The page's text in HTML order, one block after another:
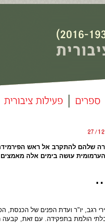
שלהם להתקרב אל ראש
עושה בימים אלה מאמצים
רגב, יו"ר ועדת הפנים של הכנסת,
הולמת בתפקידה. עם זאת,